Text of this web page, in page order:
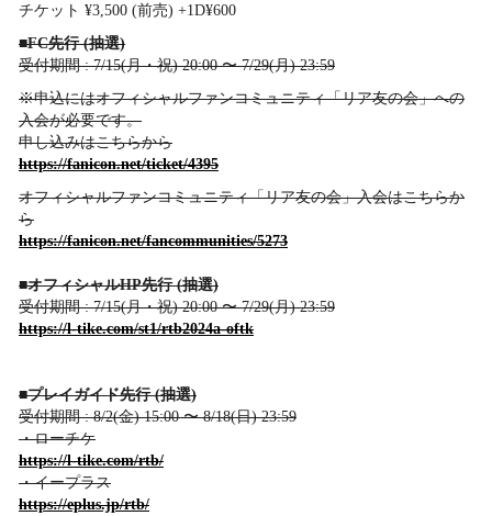
チケット ¥3,500 (前売) +1D¥600
■FC先行 (抽選)
受付期間 : 7/15(月・祝) 20:00 〜 7/29(月) 23:59
※申込にはオフィシャルファンコミュニティ「リア友の会」への
入会が必要です。
申し込みはこちらから
https://fanicon.net/ticket/4395
オフィシャルファンコミュニティ「リア友の会」入会はこちらか
ら
https://fanicon.net/fancommunities/5273
■オフィシャルHP先行 (抽選)
受付期間 : 7/15(月・祝) 20:00 〜 7/29(月) 23:59
https://l-tike.com/st1/rtb2024a-oftk
■プレイガイド先行 (抽選)
受付期間 : 8/2(金) 15:00 〜 8/18(日) 23:59
・ローチケ
https://l-tike.com/rtb/
・イープラス
https://eplus.jp/rtb/